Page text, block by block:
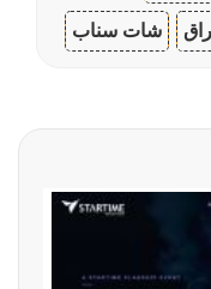
شات سناب